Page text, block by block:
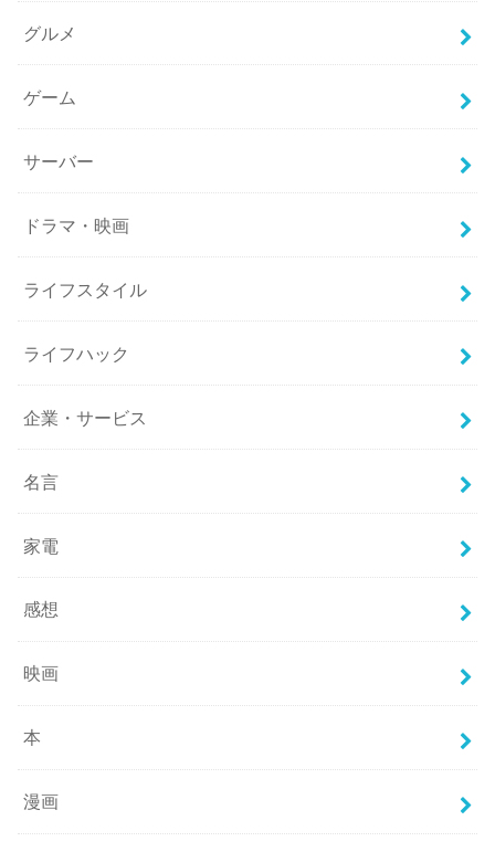
グルメ
ゲーム
サーバー
ドラマ・映画
ライフスタイル
ライフハック
企業・サービス
名言
家電
感想
映画
本
漫画